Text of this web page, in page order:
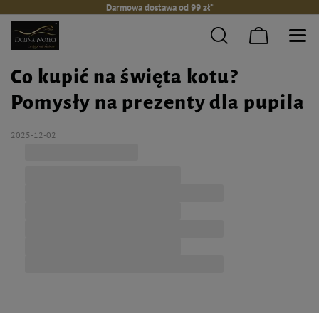
Darmowa dostawa od 99 zł*
Co kupić na święta kotu?
Pomysły na prezenty dla pupila
2025-12-02